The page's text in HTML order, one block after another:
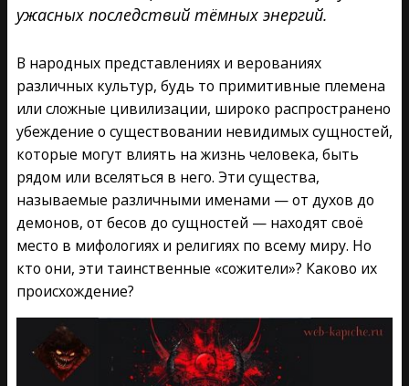
ужасных последствий тёмных энергий.
В народных представлениях и верованиях
различных культур, будь то примитивные племена
или сложные цивилизации, широко распространено
убеждение о существовании невидимых сущностей,
которые могут влиять на жизнь человека, быть
рядом или вселяться в него. Эти существа,
называемые различными именами — от духов до
демонов, от бесов до сущностей — находят своё
место в мифологиях и религиях по всему миру. Но
кто они, эти таинственные «сожители»? Каково их
происхождение?